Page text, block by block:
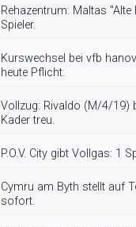
Rehazentrum: Maltas
Spieler.
Kurswechsel bei vfb
heute Pflicht.
Vollzug: Rivaldo (M/4/19)
Kader treu.
P.O.V. City gibt Vollgas: 1
Cymru am Byth stellt auf
sofort.